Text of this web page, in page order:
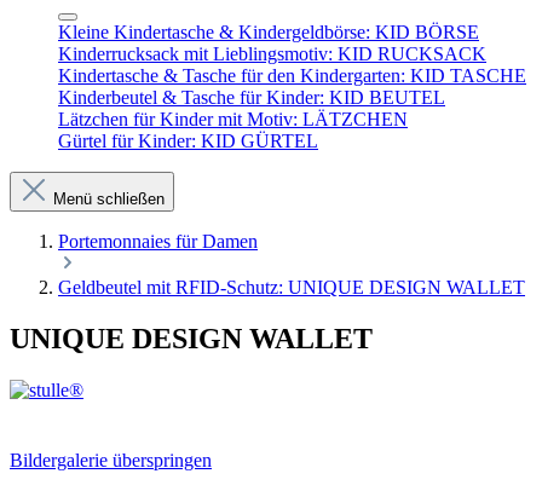
Kleine Kindertasche & Kindergeldbörse: KID BÖRSE
Kinderrucksack mit Lieblingsmotiv: KID RUCKSACK
Kindertasche & Tasche für den Kindergarten: KID TASCHE
Kinderbeutel & Tasche für Kinder: KID BEUTEL
Lätzchen für Kinder mit Motiv: LÄTZCHEN
Gürtel für Kinder: KID GÜRTEL
Menü schließen
Portemonnaies für Damen
Geldbeutel mit RFID-Schutz: UNIQUE DESIGN WALLET
UNIQUE DESIGN WALLET
Bildergalerie überspringen